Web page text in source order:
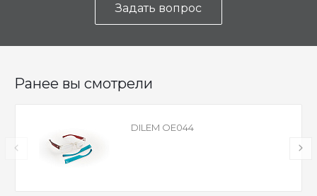
Задать вопрос
Ранее вы смотрели
DILEM OE044